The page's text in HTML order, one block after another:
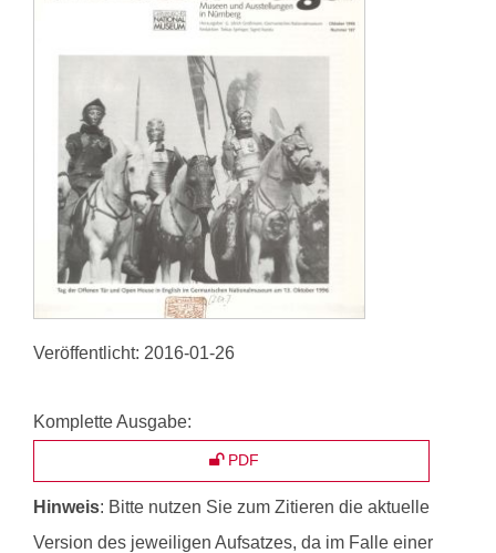
Veröffentlicht: 2016-01-26
Komplette Ausgabe:
PDF
Hinweis: Bitte nutzen Sie zum Zitieren die aktuelle
Version des jeweiligen Aufsatzes, da im Falle einer